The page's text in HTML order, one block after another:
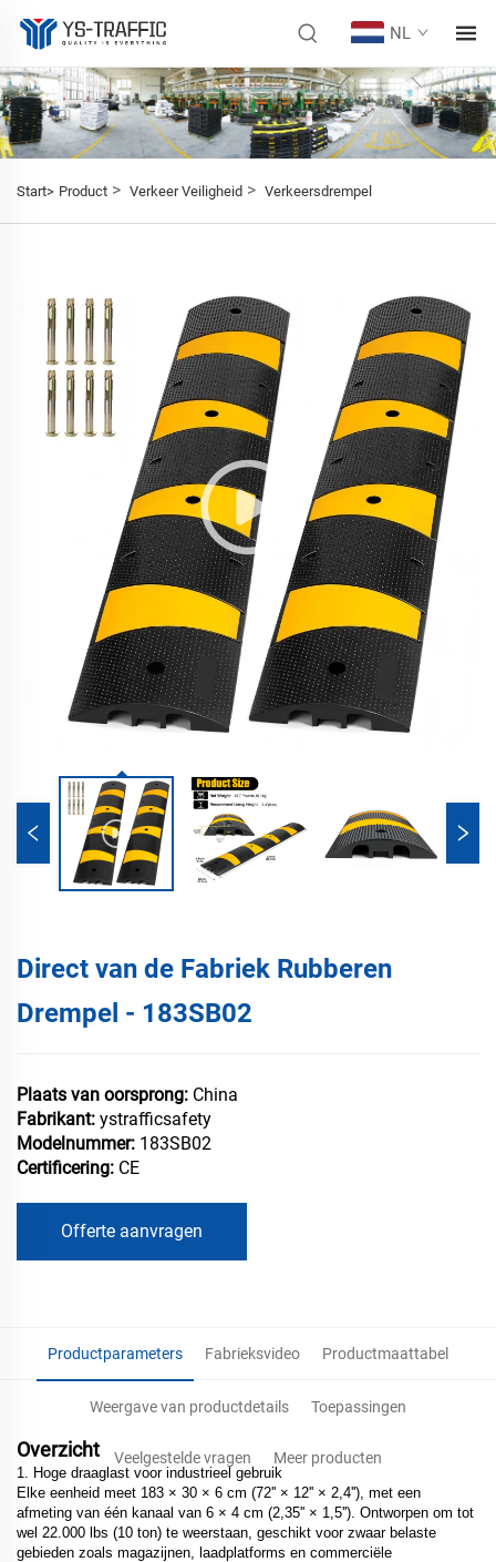
NL
Start> Product > Verkeer Veiligheid > Verkeersdrempel
Direct van de Fabriek Rubberen
Drempel - 183SB02
Plaats van oorsprong: China
Fabrikant: ystrafficsafety
Modelnummer: 183SB02
Certificering: CE
Offerte aanvragen
Productparameters Fabrieksvideo Productmaattabel
Weergave van productdetails Toepassingen
Veelgestelde vragen Meer producten
Overzicht
1. Hoge draaglast voor industrieel gebruik
Elke eenheid meet 183 × 30 × 6 cm (72'' × 12'' × 2,4''), met een
afmeting van één kanaal van 6 × 4 cm (2,35'' × 1,5''). Ontworpen om tot
wel 22.000 lbs (10 ton) te weerstaan, geschikt voor zwaar belaste
gebieden zoals magazijnen, laadplatforms en commerciële